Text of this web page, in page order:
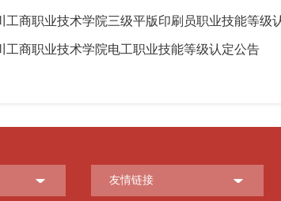
工商职业技术学院三级平版印刷员职业技能等级
工商职业技术学院电工职业技能等级认定公告
友情链接